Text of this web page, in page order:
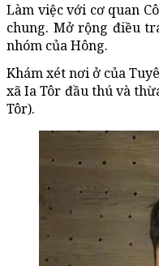
Làm việc với cơ quan
chung. Mở rộng điều
nhóm của Hông.
Khám xét nơi ở của
xã Ia Tôr đầu thú và
Tôr).